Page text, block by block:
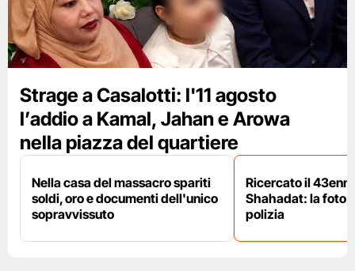
Strage a Casalotti: l'11 agosto
l’addio a Kamal, Jahan e Arowa
nella piazza del quartiere
Nella casa del massacro spariti
soldi, oro e documenti dell'unico
sopravvissuto
Ricercato il
Shahadat: la foto
polizia